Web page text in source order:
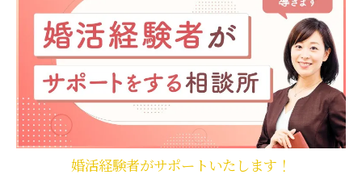
婚活経験者がサポートいたします！